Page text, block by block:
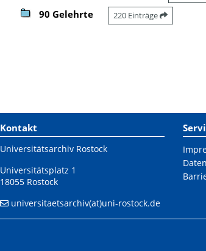
90 Gelehrte 220 Einträge
Kontakt
Universitätsarchiv Rostock
Universitätsplatz 1
18055 Rostock
universitaetsarchiv(at)uni-rostock.de